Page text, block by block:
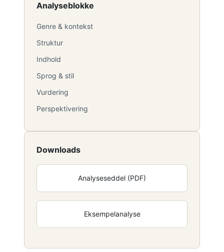
Analyseblokke
Genre & kontekst
Struktur
Indhold
Sprog & stil
Vurdering
Perspektivering
Downloads
Analyseseddel (PDF)
Eksempelanalyse